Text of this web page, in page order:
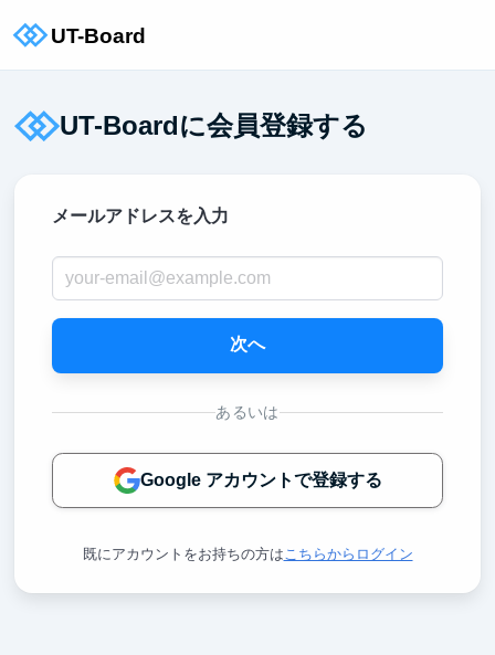
UT-Boardに会員登録する
メールアドレスを入力
次へ
あるいは
Google アカウントで登録する
既にアカウントをお持ちの方は こちらからログイン